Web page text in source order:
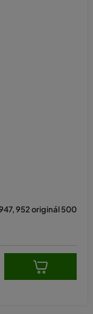
952 originál 500